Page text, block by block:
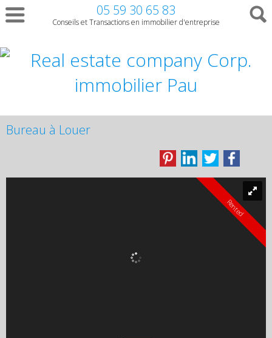
05 59 30 65 83
Conseils et Transactions en immobilier d'entreprise
Bureau à Louer
Rented